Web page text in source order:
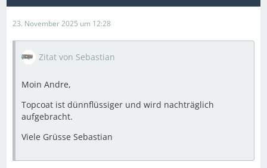
23. November 2025 um 12:28
Zitat von Sebastian
Moin Andre,
Topcoat ist dünnflüssiger und wird nachträglich
aufgebracht.
Viele Grüsse Sebastian